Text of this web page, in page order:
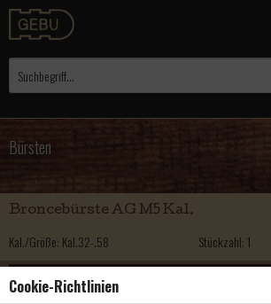
Bürsten
Broncebürste AG M5 Kal.
Kal./Größe: Kal.32-.58 Stückzahl: 1
Cookie-Richtlinien